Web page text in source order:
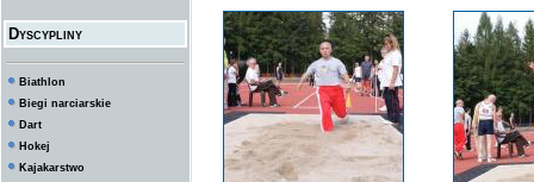
Dyscypliny
Biathlon
Biegi narciarskie
Dart
Hokej
Kajakarstwo